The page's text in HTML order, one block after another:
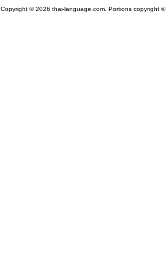
Copyright © 2026 thai-language.com. Portions copyright